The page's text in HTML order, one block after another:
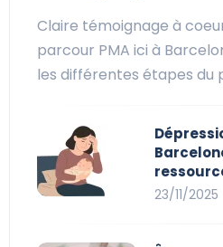
Claire témoignage à
parcour PMA ici à
les différentes étapes du
23/11/2025